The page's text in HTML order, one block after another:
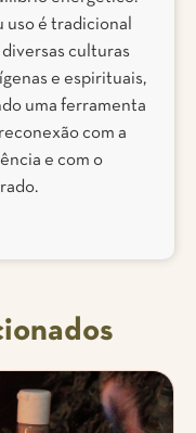
uso é tradicional
diversas culturas
e espirituais,
uma ferramenta
com a
e com o